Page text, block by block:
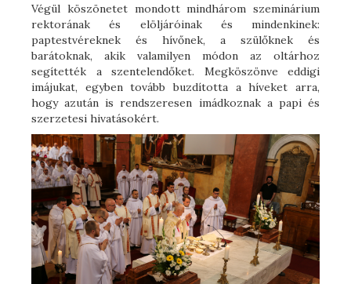
Végül köszönetet mondott mindhárom szeminárium
rektorának és elöljáróinak és mindenkinek:
paptestvéreknek és hívőnek, a szülőknek és
barátoknak, akik valamilyen módon az oltárhoz
segítették a szentelendőket. Megköszönve eddigi
imájukat, egyben tovább buzdította a híveket arra,
hogy azután is rendszeresen imádkoznak a papi és
szerzetesi hivatásokért.